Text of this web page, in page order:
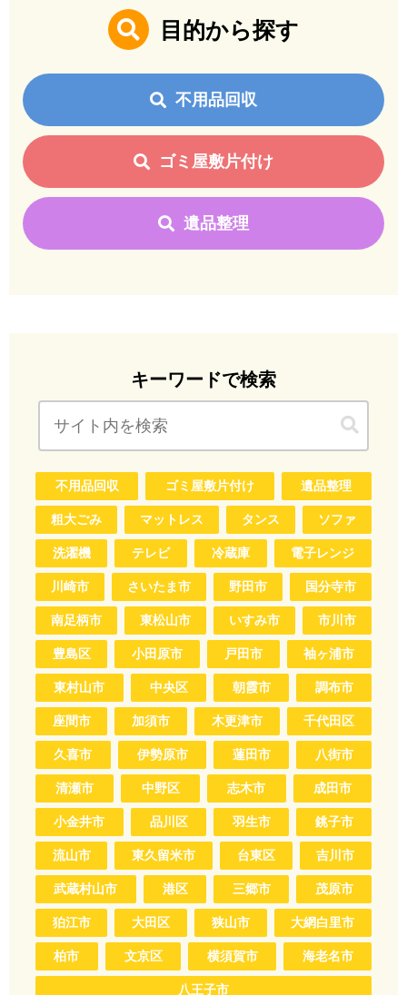
目的から探す
不用品回収
ゴミ屋敷片付け
遺品整理
キーワードで検索
不用品回収 ゴミ屋敷片付け 遺品整理
粗大ごみ マットレス タンス ソファ
洗濯機 テレビ 冷蔵庫 電子レンジ
川崎市 さいたま市 野田市 国分寺市
南足柄市 東松山市 いすみ市 市川市
豊島区 小田原市 戸田市 袖ヶ浦市
東村山市 中央区 朝霞市 調布市
座間市 加須市 木更津市 千代田区
久喜市 伊勢原市 蓮田市 八街市
清瀬市 中野区 志木市 成田市
小金井市 品川区 羽生市 銚子市
流山市 東久留米市 台東区 吉川市
武蔵村山市 港区 三郷市 茂原市
狛江市 大田区 狭山市 大網白里市
柏市 文京区 横須賀市 海老名市
八王子市